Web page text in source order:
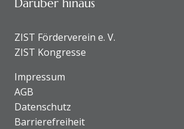
Darüber hinaus
ZIST Förderverein e. V.
ZIST Kongresse
Impressum
AGB
Datenschutz
Barrierefreiheit